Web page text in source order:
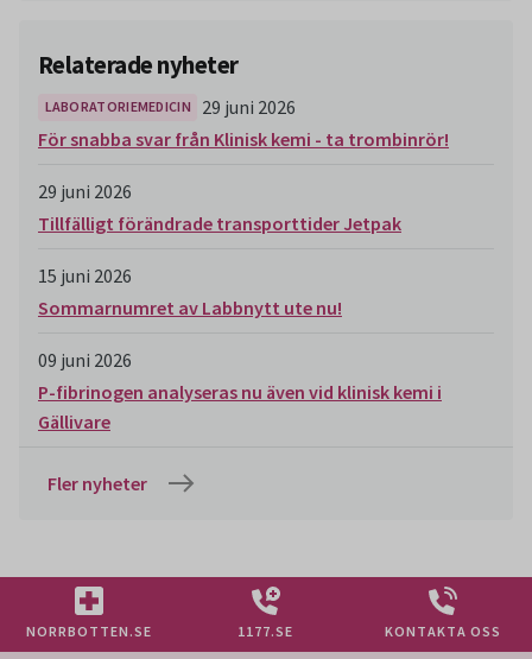
Relaterade nyheter
LABORATORIEMEDICIN
29 juni 2026
För snabba svar från Klinisk kemi - ta trombinrör!
29 juni 2026
Tillfälligt förändrade transporttider Jetpak
15 juni 2026
Sommarnumret av Labbnytt ute nu!
09 juni 2026
P-fibrinogen analyseras nu även vid klinisk kemi i
Gällivare
Fler nyheter
NORRBOTTEN.SE 1177.SE KONTAKTA OSS